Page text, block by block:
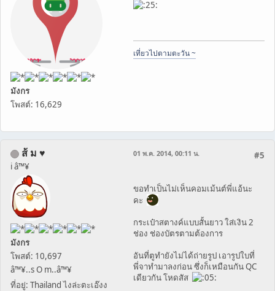
มังกร
โพสต์: 16,629
เที่ยวไปตามตะวัน ~
ส้ ม ♥
i â™¥
มังกร
โพสต์: 10,697
â™¥..s O m..â™¥
ที่อยู่: Thailand ไงล่ะตะเอ๊งง
#5
01 พ.ค. 2014, 00:11 น.
ขอทำเป็นไม่เห็นคอมเม้นต์พี่แอ้นะ
คะ
กระเป๋าสตางค์แบบสั้นยาว ใส่เงิน 2
ช่อง ช่องบัตรตามต้องการ
อันที่ตูทำยังไม่ได้ถ่ายรูป เอารูปใบที่
พี่จาทำมาลงก่อน ซึ่งก็เหมือนกัน QC
เดียวกัน โหดสัส